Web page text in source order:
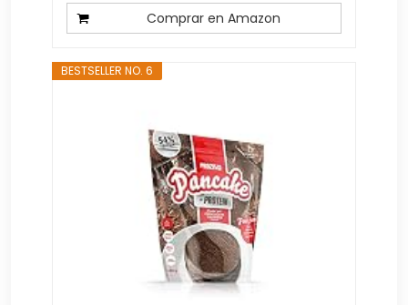
Comprar en Amazon
BESTSELLER NO. 6